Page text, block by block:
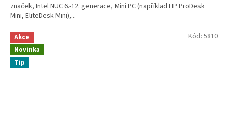
značek, Intel NUC 6.-12. generace, Mini PC (například HP ProDesk
Mini, EliteDesk Mini),...
Akce
Novinka
Tip
Kód: 5810